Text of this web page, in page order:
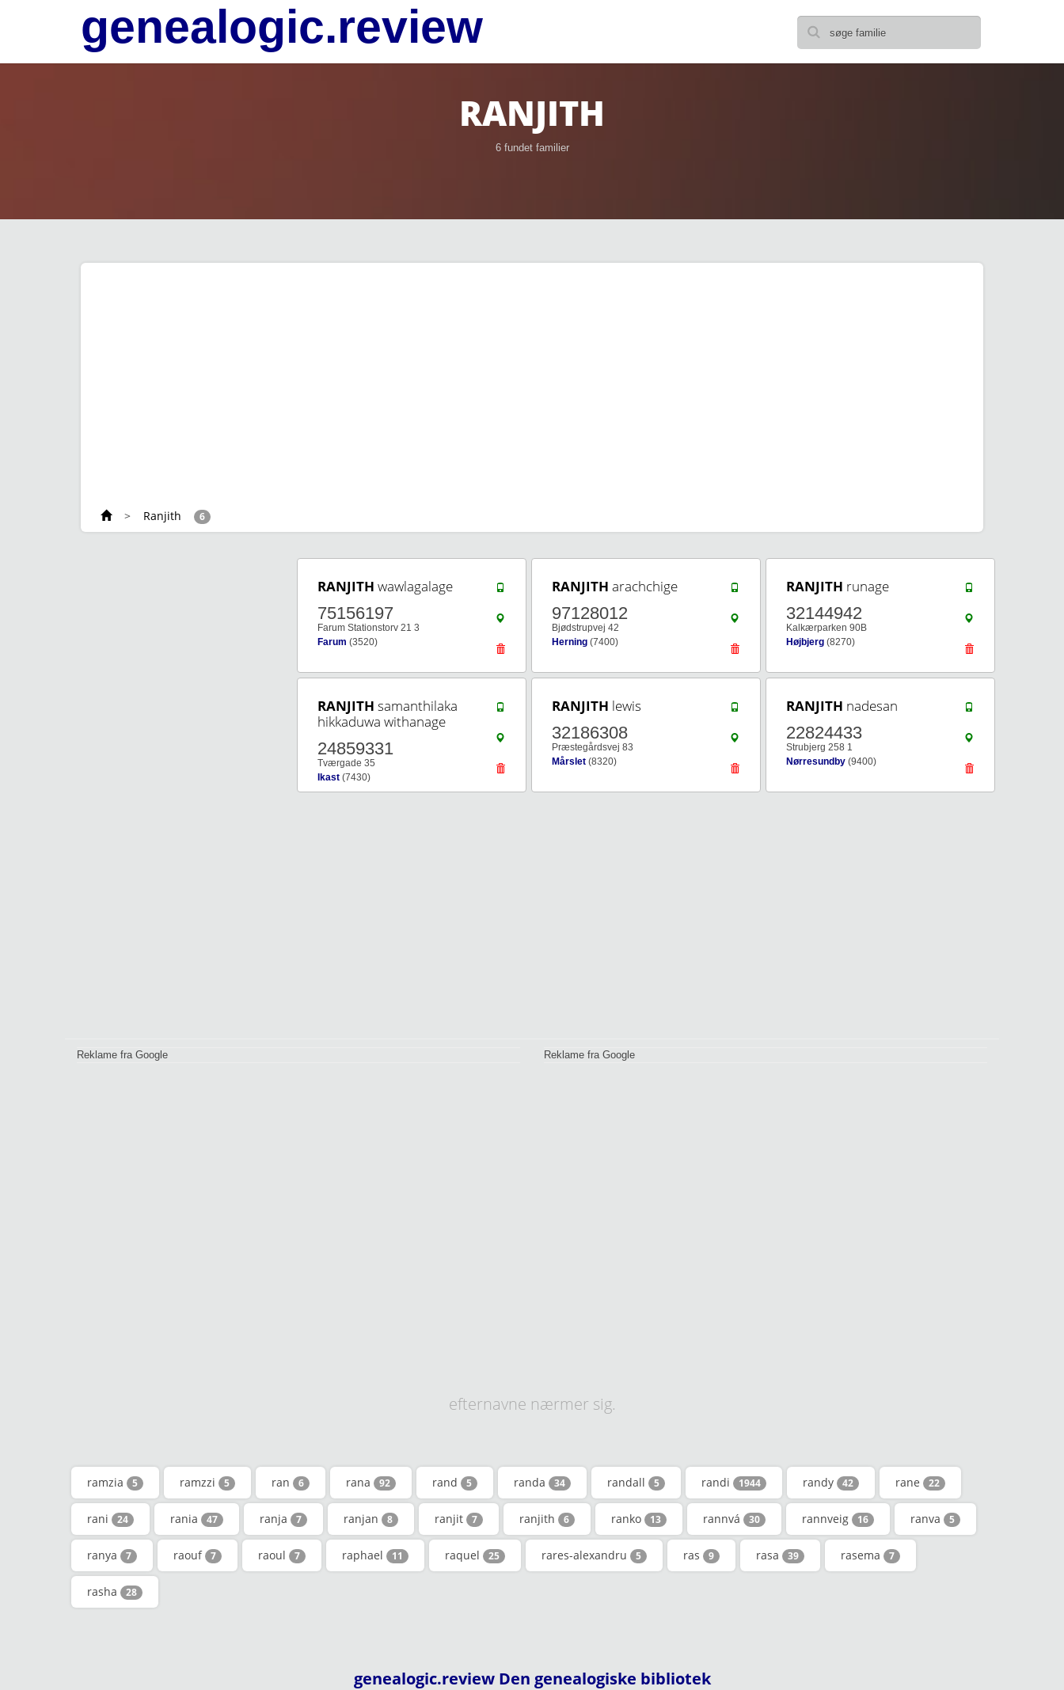
genealogic.review
RANJITH
6 fundet familier
> Ranjith 6
RANJITH wawlagalage
75156197
Farum Stationstorv 21 3
Farum (3520)
RANJITH arachchige
97128012
Bjødstrupvej 42
Herning (7400)
RANJITH runage
32144942
Kalkærparken 90B
Højbjerg (8270)
RANJITH samanthilaka
hikkaduwa withanage
24859331
Tværgade 35
Ikast (7430)
RANJITH lewis
32186308
Præstegårdsvej 83
Mårslet (8320)
RANJITH nadesan
22824433
Strubjerg 258 1
Nørresundby (9400)
Reklame fra Google Reklame fra Google
efternavne nærmer sig.
ramzia 5 ramzzi 5 ran 6 rana 92 rand 5 randa 34 randall 5 randi 1944 randy 42 rane 22
rani 24 rania 47 ranja 7 ranjan 8 ranjit 7 ranjith 6 ranko 13 rannvá 30 rannveig 16 ranva 5
ranya 7 raouf 7 raoul 7 raphael 11 raquel 25 rares-alexandru 5 ras 9 rasa 39 rasema 7
rasha 28
genealogic.review Den genealogiske bibliotek